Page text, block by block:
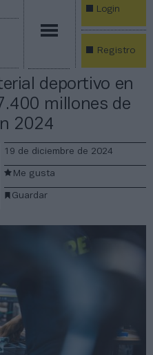
Login
Registro
deportivo en
millones de
2024
19 de diciembre de 2024
Guardar
Me gusta